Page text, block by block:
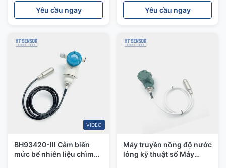
Piezoresistive
Yêu cầu ngay
biến mực nước 4 20ma
Yêu cầu ngay
VIDEO
BH93420-III Cảm biến
mức bể nhiên liệu chìm
Máy truyền nồng độ nước
lỏng kỹ thuật số Máy